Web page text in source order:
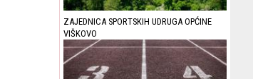
ZAJEDNICA SPORTSKIH UDRUGA OPĆINE
VIŠKOVO